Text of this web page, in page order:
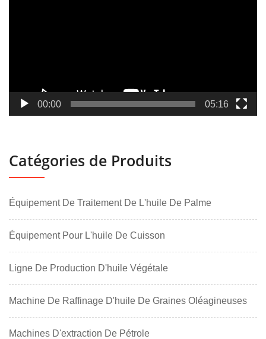
00:00 05:16
Catégories de Produits
Équipement De Traitement De L'huile De Palme
Équipement Pour L'huile De Cuisson
Ligne De Production D'huile Végétale
Machine De Raffinage D'huile De Graines Oléagineuses
Machines D'extraction De Pétrole